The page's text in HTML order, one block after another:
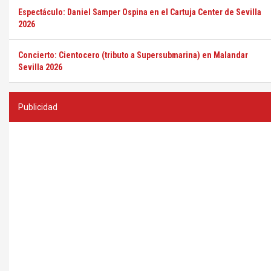
Espectáculo: Daniel Samper Ospina en el Cartuja Center de Sevilla
2026
Concierto: Cientocero (tributo a Supersubmarina) en Malandar
Sevilla 2026
Publicidad